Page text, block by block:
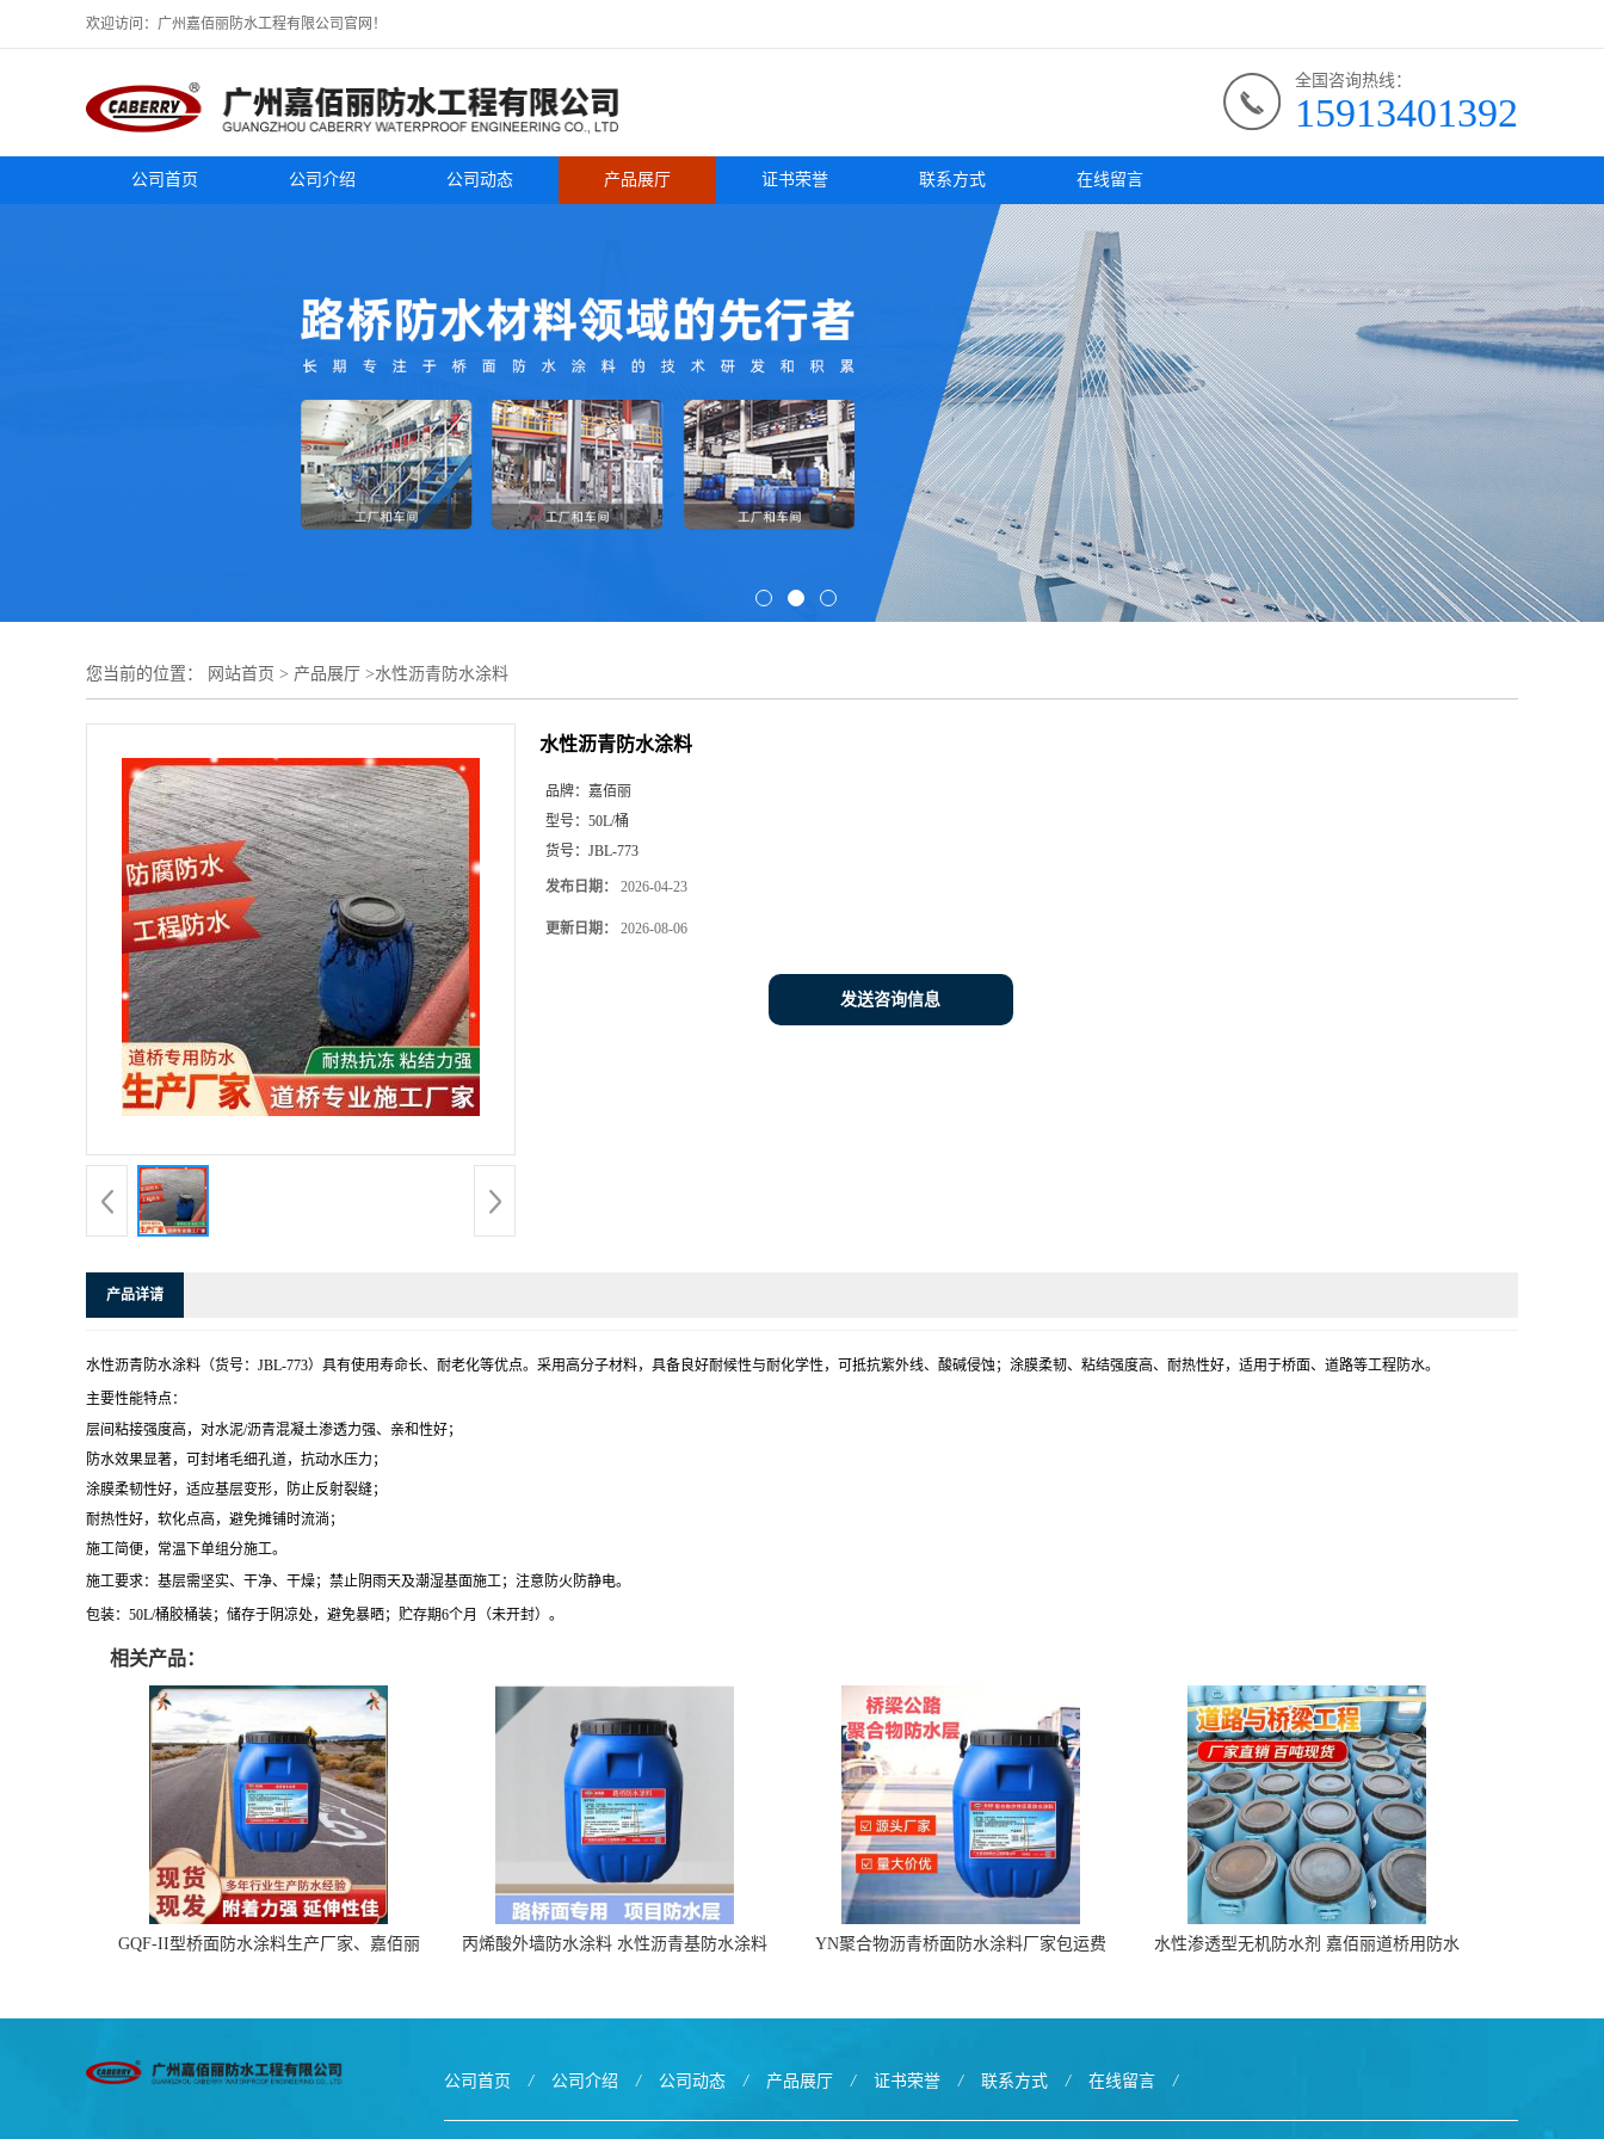
欢迎访问：广州嘉佰丽防水工程有限公司官网！
全国咨询热线：
15913401392
公司首页 公司介绍 公司动态 产品展厅 证书荣誉 联系方式 在线留言
您当前的位置： 网站首页 > 产品展厅 >水性沥青防水涂料
水性沥青防水涂料
品牌： 嘉佰丽
型号： 50L/桶
货号： JBL-773
发布日期： 2026-04-23
更新日期： 2026-08-06
发送咨询信息
产品详请
水性沥青防水涂料（货号：JBL-773）具有使用寿命长、耐老化等优点。采用高分子材料，具备良好耐候性与耐化学性，可抵抗紫外线、酸碱侵蚀；涂膜柔韧、粘结强度高、耐热性好，适用于桥面、道路等工程防水。
主要性能特点：
层间粘接强度高，对水泥/沥青混凝土渗透力强、亲和性好；
防水效果显著，可封堵毛细孔道，抗动水压力；
涂膜柔韧性好，适应基层变形，防止反射裂缝；
耐热性好，软化点高，避免摊铺时流淌；
施工简便，常温下单组分施工。
施工要求：基层需坚实、干净、干燥；禁止阴雨天及潮湿基面施工；注意防火防静电。
包装：50L/桶胶桶装；储存于阴凉处，避免暴晒；贮存期6个月（未开封）。
相关产品：
GQF-II型桥面防水涂料生产厂家、嘉佰丽
丙烯酸外墙防水涂料 水性沥青基防水涂料
YN聚合物沥青桥面防水涂料厂家包运费
水性渗透型无机防水剂 嘉佰丽道桥用防水
公司首页 / 公司介绍 / 公司动态 / 产品展厅 / 证书荣誉 / 联系方式 / 在线留言 /